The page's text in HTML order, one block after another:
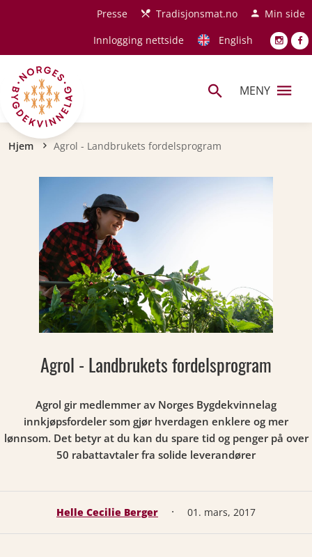
Hopp til hovedinnholdPresse Tradisjonsmat.no
Min side
Innlogging nettside
English
MENY
Navigasjonssti
Hjem Agrol - Landbrukets fordelsprogram
Agrol - Landbrukets fordelsprogram
Agrol gir medlemmer av Norges Bygdekvinnelag
innkjøpsfordeler som gjør hverdagen enklere og mer
lønnsom. Det betyr at du kan du spare tid og penger på over
50 rabattavtaler fra solide leverandører
Helle Cecilie Berger · 01. mars, 2017